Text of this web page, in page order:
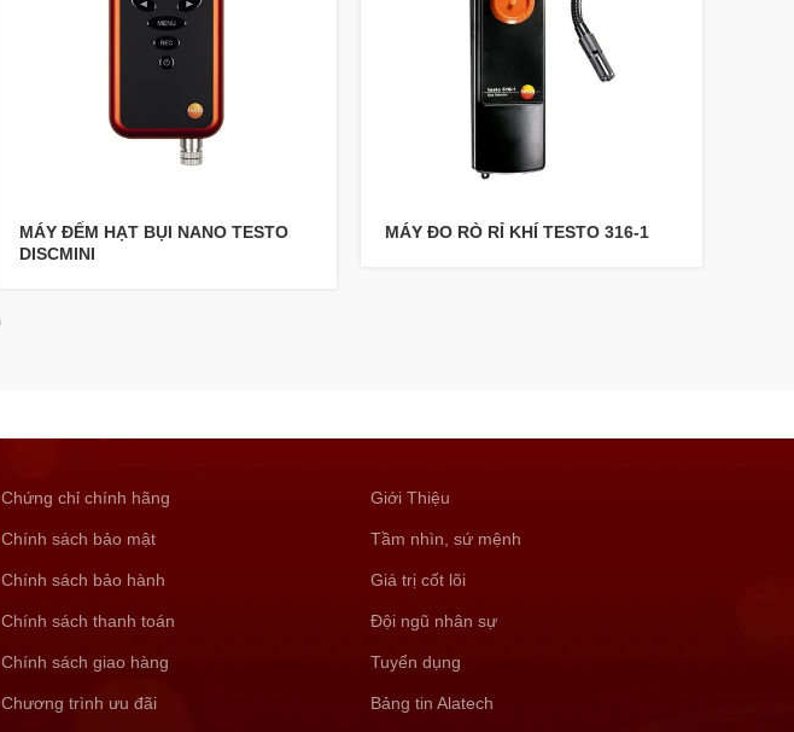
MÁY ĐẾM HẠT BỤI NANO TESTO
DISCMINI
MÁY ĐO RÒ RỈ KHÍ TESTO 316-1
Chứng chỉ chính hãng
Chính sách bảo mật
Chính sách bảo hành
Chính sách thanh toán
Chính sách giao hàng
Chương trình ưu đãi
Giới Thiệu
Tầm nhìn, sứ mệnh
Giá trị cốt lõi
Đội ngũ nhân sự
Tuyển dụng
Bảng tin Alatech